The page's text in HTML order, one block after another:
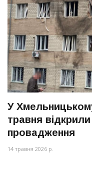
У
травня
провадження
14 травня 2026 р.